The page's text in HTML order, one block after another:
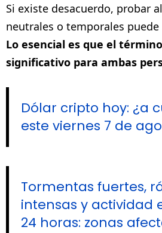
Si existe desacuerdo, probar
neutrales o temporales
Lo esencial es que el
significativo para ambas
Dólar cripto hoy: ¿a
este viernes 7 de
Tormentas fuertes,
intensas y actividad
24 horas: zonas